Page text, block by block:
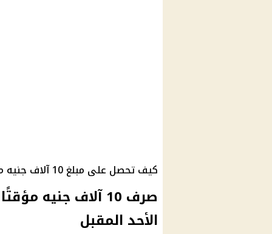
كيف تحصل على مبلغ 10 آلاف جنيه من التأمينات الاجتماعية قبل عيد الأضحى 2026؟
صرف 10 آلاف
الأحد المقبل